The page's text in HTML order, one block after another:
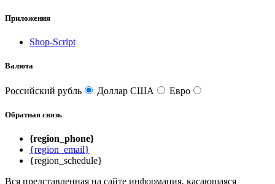
Приложения
Shop-Script
Валюта
Российский рубль Доллар США Евро
Обратная связь
{region_phone}
{region_email}
{region_schedule}
Вся представленная на сайте информация, касающаяся